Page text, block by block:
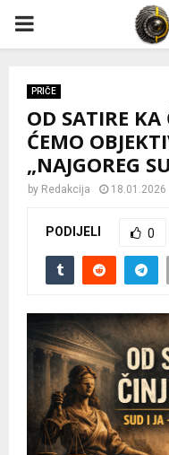
P
M
Y
PRIČE
OD SATIRE
ĆEMO
„NAJGOREG
by Redakcija 18.01.2026
PODIJELI 0